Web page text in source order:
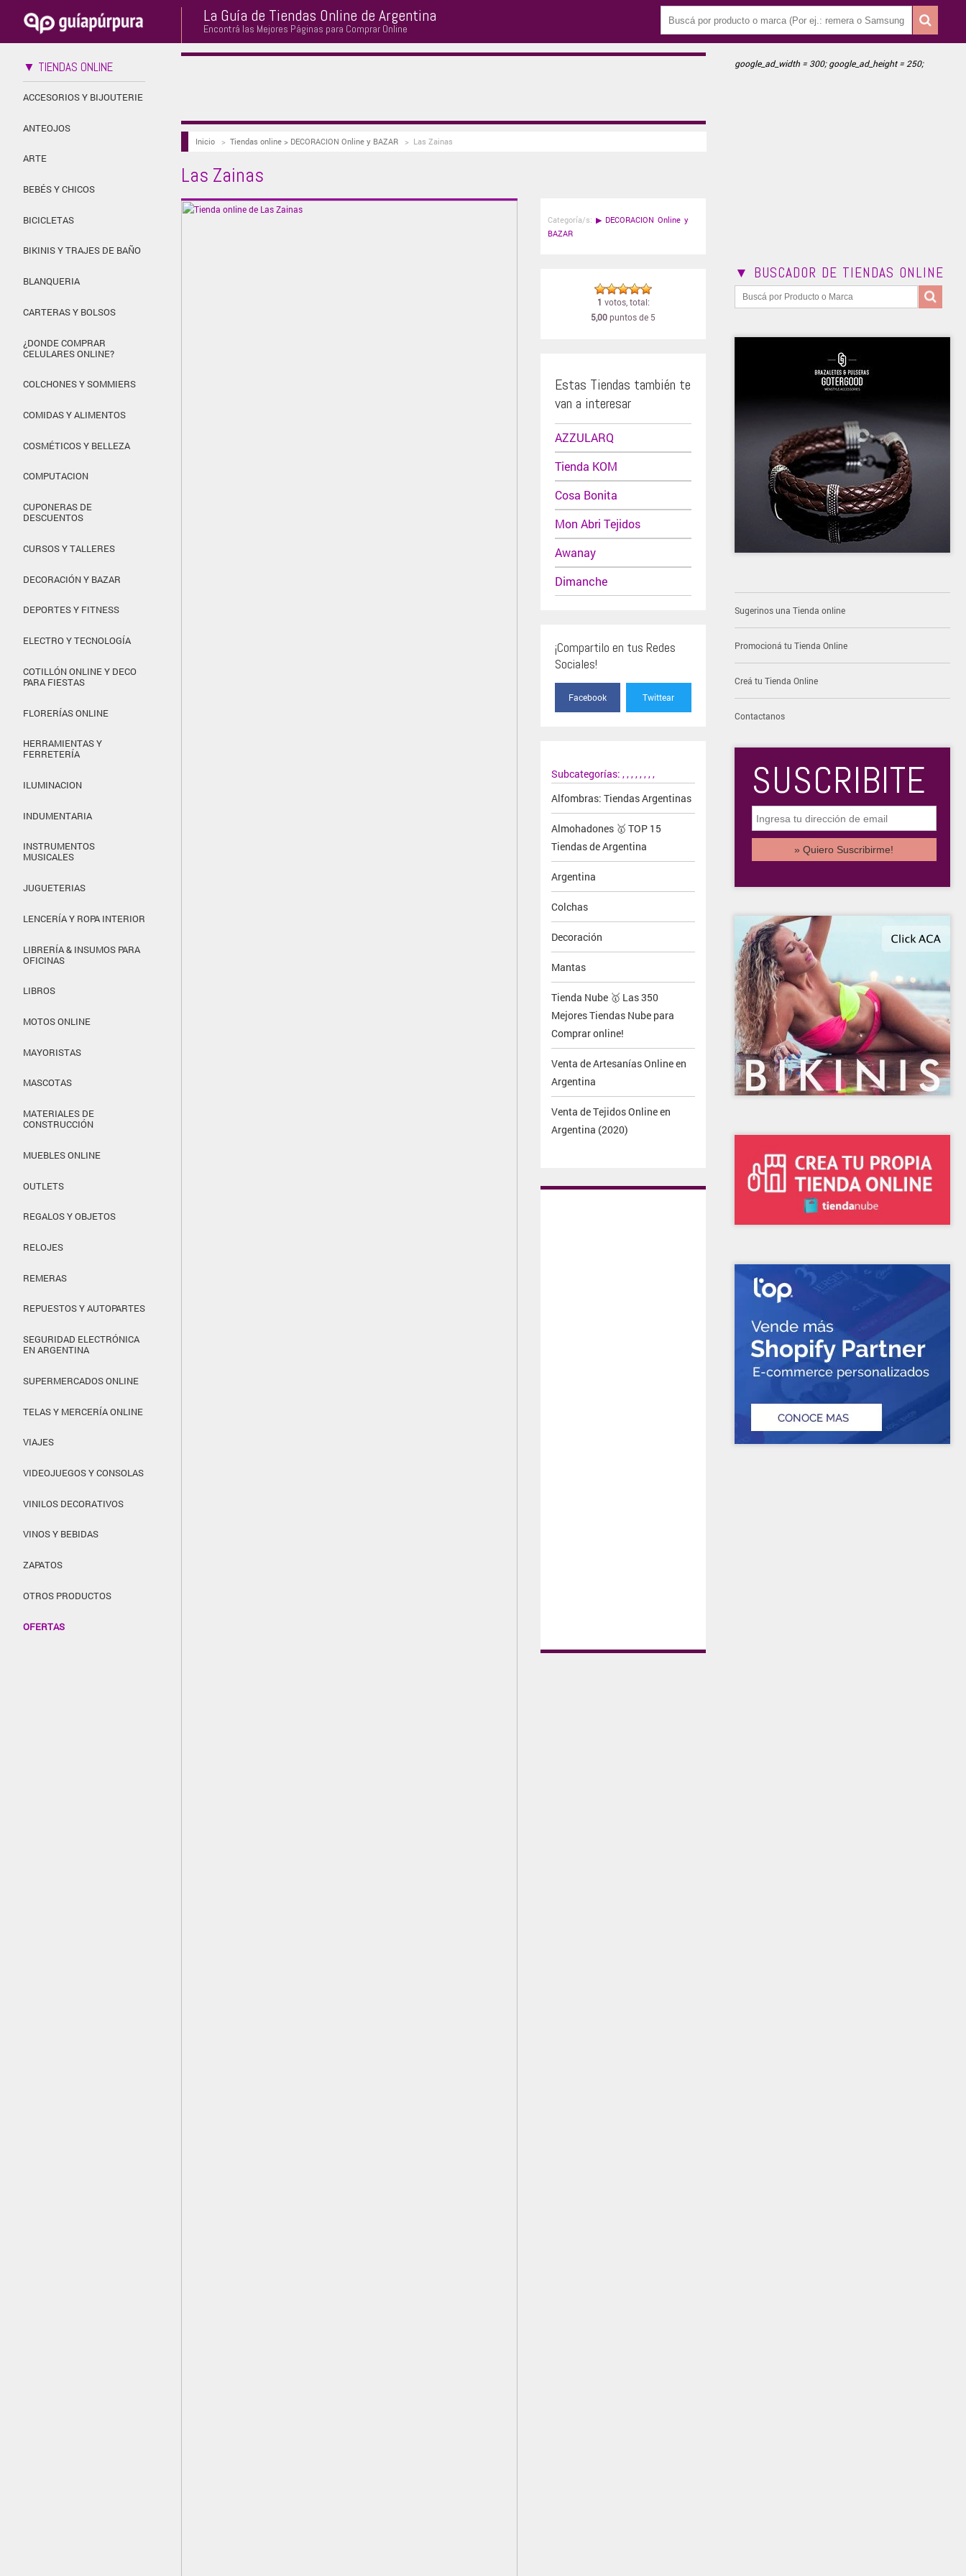
La Guía de Tiendas Online de Argentina
Encontrá las Mejores Páginas para Comprar Online
▼ TIENDAS ONLINE
ACCESORIOS Y BIJOUTERIE
ANTEOJOS
ARTE
BEBÉS Y CHICOS
BICICLETAS
BIKINIS Y TRAJES DE BAÑO
BLANQUERIA
CARTERAS Y BOLSOS
¿DONDE COMPRAR
CELULARES ONLINE?
COLCHONES Y SOMMIERS
COMIDAS Y ALIMENTOS
COSMÉTICOS Y BELLEZA
COMPUTACION
CUPONERAS DE
DESCUENTOS
CURSOS Y TALLERES
DECORACIÓN Y BAZAR
DEPORTES Y FITNESS
ELECTRO Y TECNOLOGÍA
COTILLÓN ONLINE Y DECO
PARA FIESTAS
FLORERÍAS ONLINE
HERRAMIENTAS Y
FERRETERÍA
ILUMINACION
INDUMENTARIA
INSTRUMENTOS
MUSICALES
JUGUETERIAS
LENCERÍA Y ROPA INTERIOR
LIBRERÍA & INSUMOS PARA
OFICINAS
LIBROS
MOTOS ONLINE
MAYORISTAS
MASCOTAS
MATERIALES DE
CONSTRUCCIÓN
MUEBLES ONLINE
OUTLETS
REGALOS Y OBJETOS
RELOJES
REMERAS
REPUESTOS Y AUTOPARTES
SEGURIDAD ELECTRÓNICA
EN ARGENTINA
SUPERMERCADOS ONLINE
TELAS Y MERCERÍA ONLINE
VIAJES
VIDEOJUEGOS Y CONSOLAS
VINILOS DECORATIVOS
VINOS Y BEBIDAS
ZAPATOS
OTROS PRODUCTOS
OFERTAS
Inicio> Tiendas online > DECORACION Online y BAZAR> Las Zainas
Las Zainas
Categoría/s: ▶ DECORACION Online y
BAZAR
1 votos, total:
5,00puntos de 5
Estas Tiendas también te
van a interesar
AZZULARQ
Tienda KOM
Cosa Bonita
Mon Abri Tejidos
Awanay
Dimanche
¡Compartilo en tus Redes
Sociales!
Facebook Twittear
Subcategorías:
Alfombras: Tiendas Argentinas
,
Almohadones 🥇 TOP 15
Tiendas de Argentina
,
Argentina
,
Colchas
,
Decoración
,
Mantas
,
Tienda Nube 🥇 Las 350
Mejores Tiendas Nube para
Comprar online!
,
Venta de Artesanías Online en
Argentina
,
Venta de Tejidos Online en
Argentina (2020)
google_ad_width = 300; google_ad_height = 250;
▼ BUSCADOR DE TIENDAS ONLINE
Sugerinos una Tienda online
Promocioná tu Tienda Online
Creá tu Tienda Online
Contactanos
SUSCRIBITE